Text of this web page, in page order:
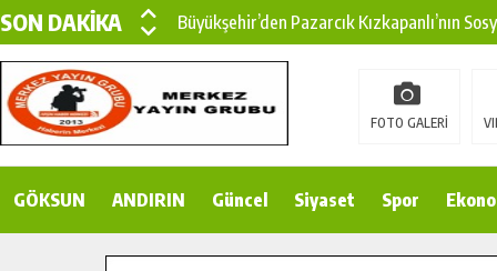
SON DAKİKA
Büyükşehir’den Pazarcık Kızkapanlı’nın
Büyükşehir’den Pazarcık Kırsalına Modern
Çin’den KSÜ’ye Uluslararası Başarı:
Gençler Pusula Maraş Kampında Yeni
FOTO GALERİ
GÖKSUN ANDIRIN Güncel Siyaset Spor